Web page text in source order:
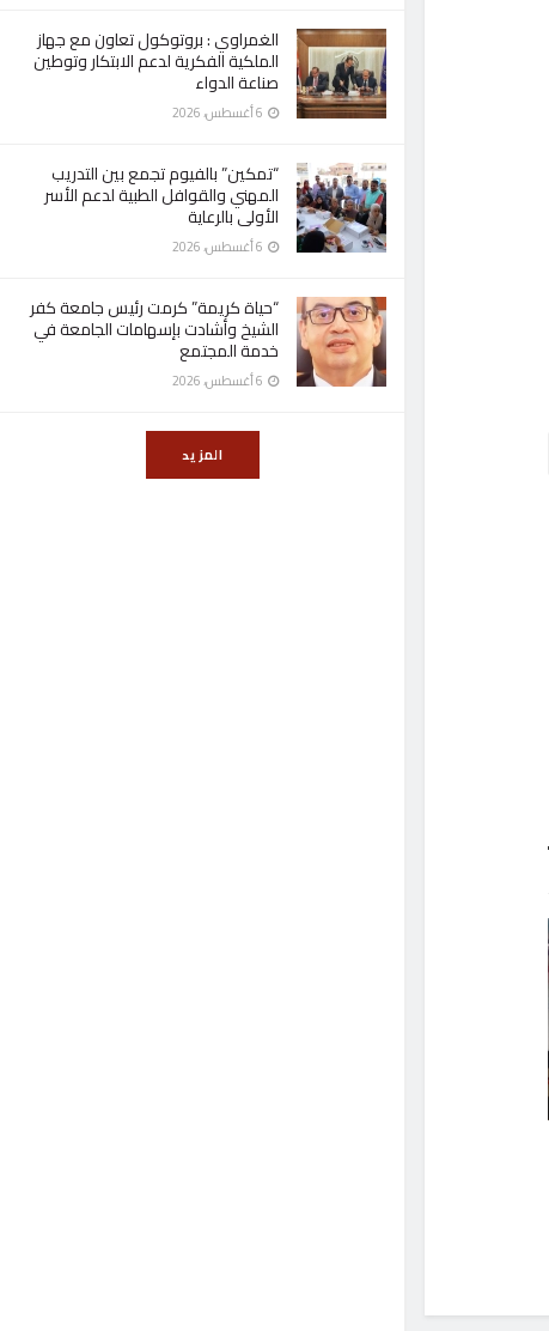
الغمراوي : بروتوكول تعاون مع جهاز
الملكية الفكرية لدعم الابتكار وتوطين
صناعة الدواء
“تمكين” بالفيوم تجمع بين التدريب
المهني والقوافل الطبية لدعم الأسر
الأولى بالرعاية
“حياة كريمة” كرمت رئيس جامعة كفر
الشيخ وأشادت بإسهامات الجامعة في
خدمة المجتمع
المزيد